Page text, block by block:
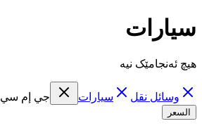
سيارات
هیچ ئەنجامێک نیە
وسائل نقل سيارات جي إم سي
السعر